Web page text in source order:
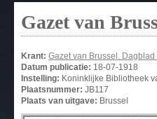
Gazet van
Krant: Gazet van Brussel.
Datum publicatie: 18-07-1918
Instelling: Koninklijke Bibliotheek
Plaatsnummer: JB117
Plaats van uitgave: Brussel